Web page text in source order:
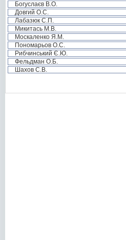
Богуслаєв В.О.
Довгий О.С.
Лабазюк С.П.
Микитась М.В.
Москаленко Я.М.
Пономарьов О.С.
Рибчинський Є.Ю.
Фельдман О.Б.
Шахов С.В.